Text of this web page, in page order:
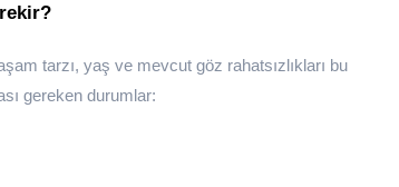
tarzı, yaş ve mevcut göz rahatsızlıkları bu
gereken durumlar: